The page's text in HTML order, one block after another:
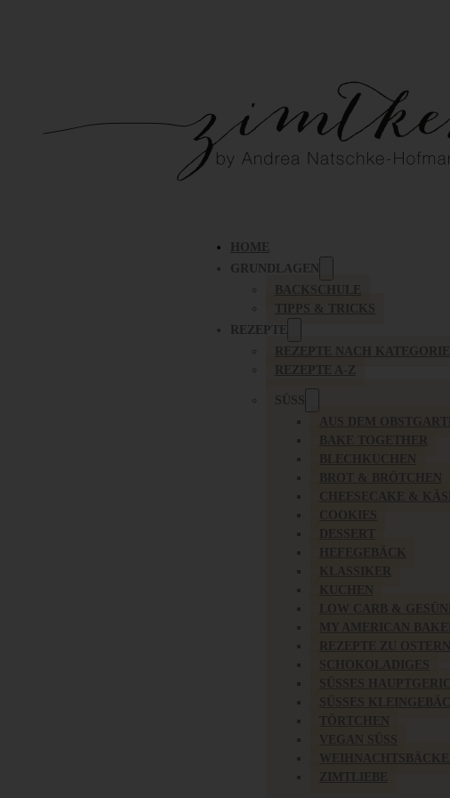
HOME
GRUNDLAGEN
BACKSCHULE
TIPPS & TRICKS
REZEPTE
REZEPTE NACH KATEGORIE
REZEPTE A-Z
SÜSS